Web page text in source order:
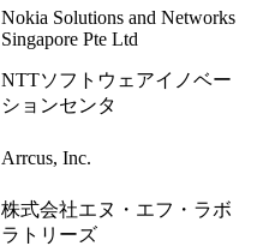
Nokia Solutions and Networks
Singapore Pte Ltd
NTTソフトウェアイノベー
ションセンタ
Arrcus, Inc.
株式会社エヌ・エフ・ラボ
ラトリーズ